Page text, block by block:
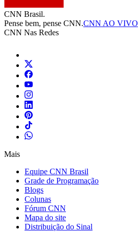
CNN Brasil.
Pense bem, pense CNN.CNN AO VIVO
CNN Nas Redes
Mais
Equipe CNN Brasil
Grade de Programação
Blogs
Colunas
Fórum CNN
Mapa do site
Distribuição do Sinal